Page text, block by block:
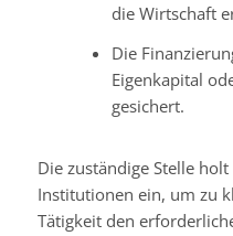
die Wirtschaft
Die
Eigenkapital
gesichert.
Die zuständige Stelle holt
Institutionen ein, um zu
Tätigkeit den